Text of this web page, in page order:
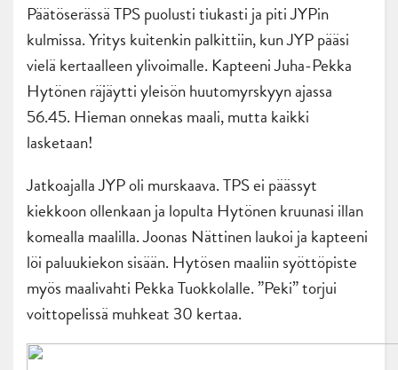
Päätöserässä TPS puolusti tiukasti ja piti JYPin
kulmissa. Yritys kuitenkin palkittiin, kun JYP pääsi
vielä kertaalleen ylivoimalle. Kapteeni Juha-Pekka
Hytönen räjäytti yleisön huutomyrskyyn ajassa
56.45. Hieman onnekas maali, mutta kaikki
lasketaan!
Jatkoajalla JYP oli murskaava. TPS ei päässyt
kiekkoon ollenkaan ja lopulta Hytönen kruunasi illan
komealla maalilla. Joonas Nättinen laukoi ja kapteeni
löi paluukiekon sisään. Hytösen maaliin syöttöpiste
myös maalivahti Pekka Tuokkolalle. ”Peki” torjui
voittopelissä muhkeat 30 kertaa.